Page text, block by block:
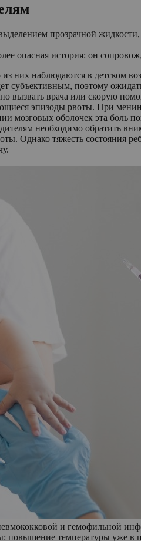
прозрачной
опасная история: он
них наблюдаются в детском
поэтому
вызвать врача или скорую
эпизоды рвоты. При
мозговых оболочек эта боль
необходимо обратить
Однако тяжесть состояния
и гемофильной
повышение температуры уже в